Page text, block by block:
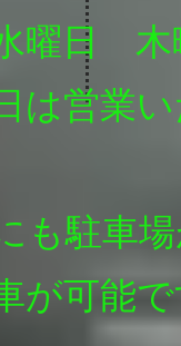
日 木
業い
も駐車
が可